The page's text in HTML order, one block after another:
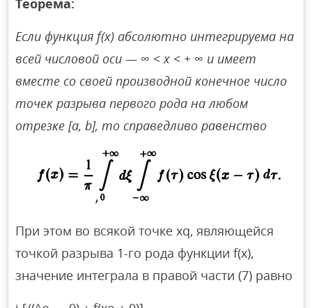
Если функция f(x) абсолютно интегрируема на
всей числовой оси — ∞ < х < + ∞ и имеет
вместе со своей производной конечное число
точек разрыва первого рода на любом
отрезке [а, b], то справедливо равенство
При этом во всякой точке xq, являющейся
точкой разрыва 1-го рода функции f(x),
значение интеграла в правой части (7) равно